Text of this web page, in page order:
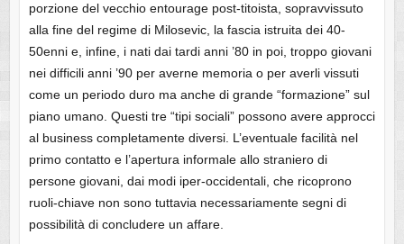
porzione del vecchio entourage post-titoista, sopravvissuto
alla fine del regime di Milosevic, la fascia istruita dei 40-
50enni e, infine, i nati dai tardi anni ’80 in poi, troppo giovani
nei difficili anni ’90 per averne memoria o per averli vissuti
come un periodo duro ma anche di grande “formazione” sul
piano umano. Questi tre “tipi sociali” possono avere approcci
al business completamente diversi. L’eventuale facilità nel
primo contatto e l’apertura informale allo straniero di
persone giovani, dai modi iper-occidentali, che ricoprono
ruoli-chiave non sono tuttavia necessariamente segni di
possibilità di concludere un affare.